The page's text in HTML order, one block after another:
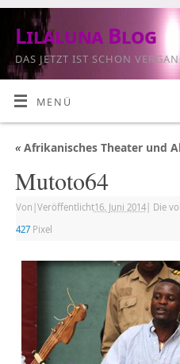
Lilaluna Blog
DAS JETZT IST SCHON
MENÜ
«Afrikanisches Theater und
Mutoto64
Von Veröffentlicht16. Juni 2014| Die
427Pixel